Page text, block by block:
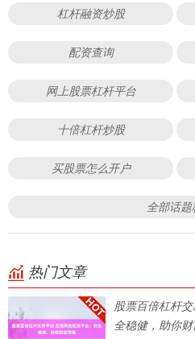
杠杆融资炒股
配资查询
网上股票杠杆平台
十倍杠杆炒股
买股票怎么开户
全部话
热门文章
股票百倍杠杆
全稳健，助你